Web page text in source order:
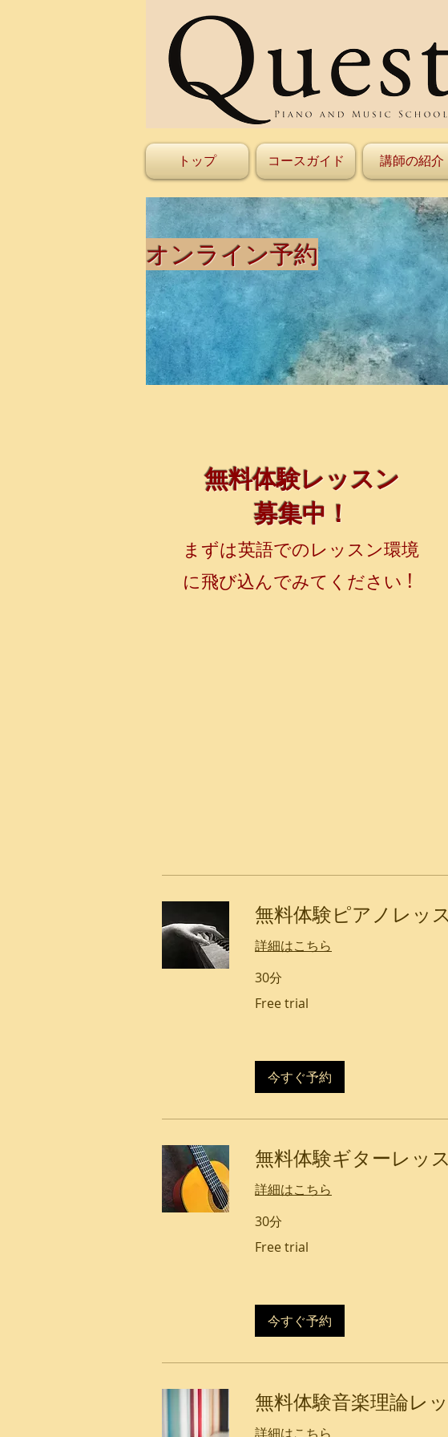
トップ コースガイド 講師の紹介
Instruments
オンライン予約
無料体験レッスン
募集中！
まずは英語でのレッスン環境
に飛び込んでみてください !
無料体験ピアノレッ
詳細はこちら
30分
trial
Free trial
今すぐ予約
無料体験ギターレッ
詳細はこちら
30分
trial
Free trial
今すぐ予約
無料体験音楽理論レ
詳細はこちら